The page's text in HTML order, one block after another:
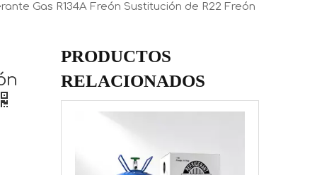
Gas R134A Freón Sustitución de R22 Freón
PRODUCTOS
RELACIONADOS